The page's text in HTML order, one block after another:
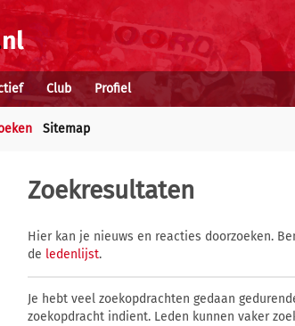
Club Profiel
Sitemap
Zoekresultaten
Hier kan je nieuws en reacties doorzoeken.
de ledenlijst.
Je hebt veel zoekopdrachten gedaan
zoekopdracht indient. Leden kunnen vaker